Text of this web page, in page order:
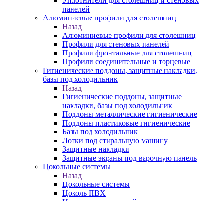
панелей
Алюминиевые профили для столешниц
Назад
Алюминиевые профили для столешниц
Профили для стеновых панелей
Профили фронтальные для столешниц
Профили соединительные и торцевые
Гигиенические поддоны, защитные накладки,
базы под холодильник
Назад
Гигиенические поддоны, защитные
накладки, базы под холодильник
Поддоны металлические гигиенические
Поддоны пластиковые гигиенические
Базы под холодильник
Лотки под стиральную машину
Защитные накладки
Защитные экраны под варочную панель
Цокольные системы
Назад
Цокольные системы
Цоколь ПВХ